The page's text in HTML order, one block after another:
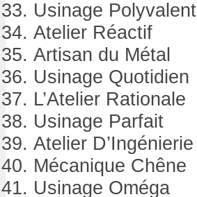
Usinage Polyvalent
Atelier Réactif
Artisan du Métal
Usinage Quotidien
L’Atelier Rationale
Usinage Parfait
Atelier D’Ingénierie
Mécanique Chêne
Usinage Oméga